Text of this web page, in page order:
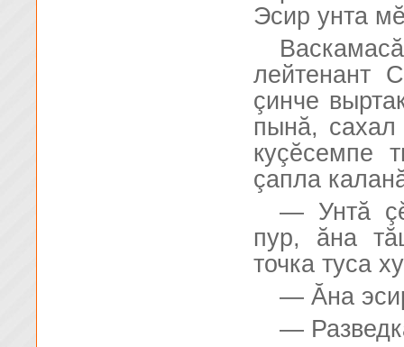
Эсир унта
лейтенант
çинче
пынă, сахал
куçĕсемпе
çапла
— Унтă
пур, ăна
точка туса
— Ăна
—